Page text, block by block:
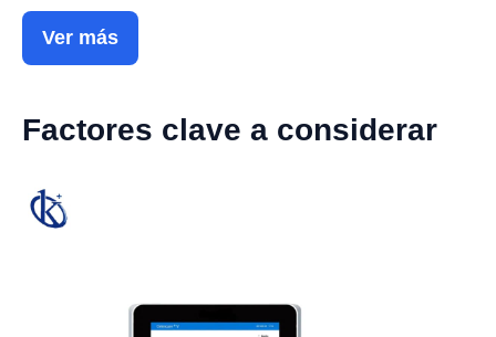
Ver más
Factores clave a considerar